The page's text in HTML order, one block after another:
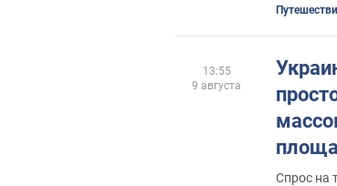
Спрос на
13:55
9 августа